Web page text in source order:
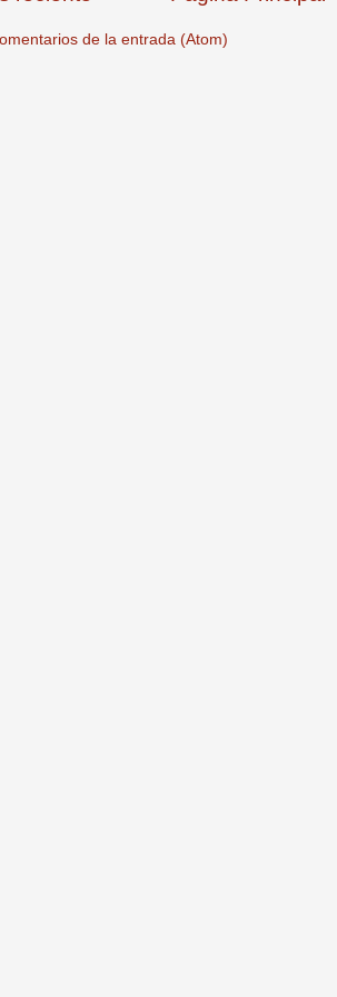
de la entrada (Atom)